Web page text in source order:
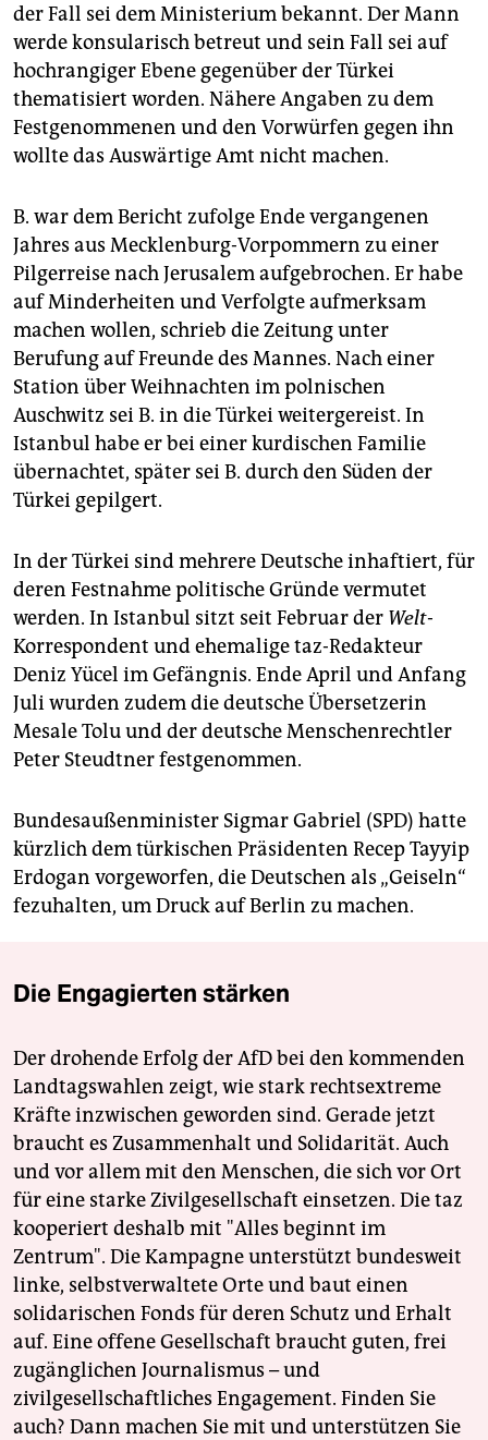
der Fall sei dem Ministerium bekannt. Der Mann
werde konsularisch betreut und sein Fall sei auf
hochrangiger Ebene gegenüber der Türkei
thematisiert worden. Nähere Angaben zu dem
Festgenommenen und den Vorwürfen gegen ihn
wollte das Auswärtige Amt nicht machen.
B. war dem Bericht zufolge Ende vergangenen
Jahres aus Mecklenburg-Vorpommern zu einer
Pilgerreise nach Jerusalem aufgebrochen. Er habe
auf Minderheiten und Verfolgte aufmerksam
machen wollen, schrieb die Zeitung unter
Berufung auf Freunde des Mannes. Nach einer
Station über Weihnachten im polnischen
Auschwitz sei B. in die Türkei weitergereist. In
Istanbul habe er bei einer kurdischen Familie
übernachtet, später sei B. durch den Süden der
Türkei gepilgert.
In der Türkei sind mehrere Deutsche inhaftiert, für
deren Festnahme politische Gründe vermutet
werden. In Istanbul sitzt seit Februar der Welt-
Korrespondent und ehemalige taz-Redakteur
Deniz Yücel im Gefängnis. Ende April und Anfang
Juli wurden zudem die deutsche Übersetzerin
Mesale Tolu und der deutsche Menschenrechtler
Peter Steudtner festgenommen.
Bundesaußenminister Sigmar Gabriel (SPD) hatte
kürzlich dem türkischen Präsidenten Recep Tayyip
Erdogan vorgeworfen, die Deutschen als „Geiseln“
fezuhalten, um Druck auf Berlin zu machen.
Die Engagierten stärken
Der drohende Erfolg der AfD bei den kommenden
Landtagswahlen zeigt, wie stark rechtsextreme
Kräfte inzwischen geworden sind. Gerade jetzt
braucht es Zusammenhalt und Solidarität. Auch
und vor allem mit den Menschen, die sich vor Ort
für eine starke Zivilgesellschaft einsetzen. Die taz
kooperiert deshalb mit "Alles beginnt im
Zentrum". Die Kampagne unterstützt bundesweit
linke, selbstverwaltete Orte und baut einen
solidarischen Fonds für deren Schutz und Erhalt
auf. Eine offene Gesellschaft braucht guten, frei
zugänglichen Journalismus – und
zivilgesellschaftliches Engagement. Finden Sie
auch? Dann machen Sie mit und unterstützen Sie